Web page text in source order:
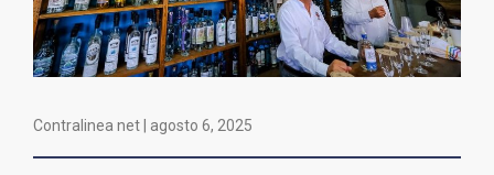
Contralinea net | agosto 6, 2025